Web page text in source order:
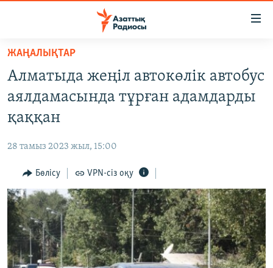
Skip
main
content
to
main
to
Search
АДАМ ҚҰҚЫҚТАРЫ
ӘЛЕУМЕТ
ӘЛЕМ
АРНАЙЫ ЖОБАЛАР
Русский
ЖАҢАЛЫҚТАР
Алматыда жеңіл автокөлік автобус
аялдамасында тұрған адамдарды
қаққан
28 тамыз 2023 жыл, 15:00
Бөлісу VPN-сіз оқу